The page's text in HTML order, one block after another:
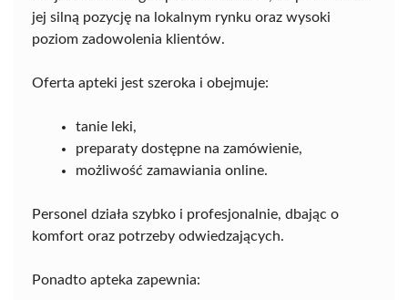
jej silną pozycję na lokalnym rynku oraz wysoki
poziom zadowolenia klientów.
Oferta apteki jest szeroka i obejmuje:
tanie leki,
preparaty dostępne na zamówienie,
możliwość zamawiania online.
Personel działa szybko i profesjonalnie, dbając o
komfort oraz potrzeby odwiedzających.
Ponadto apteka zapewnia: